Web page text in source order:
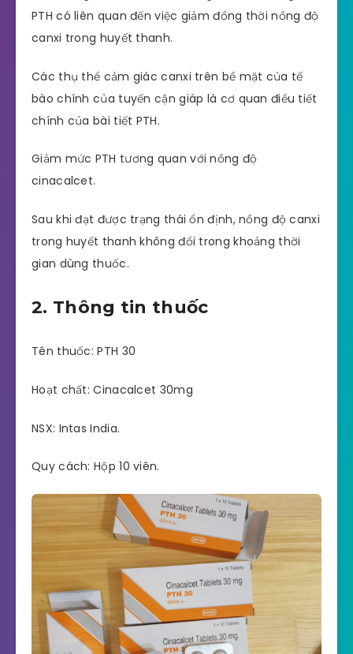
PTH có liên quan đến việc giảm đồng thời nồng độ
canxi trong huyết thanh.
Các thụ thể cảm giác canxi trên bề mặt của tế
bào chính của tuyến cận giáp là cơ quan điều tiết
chính của bài tiết PTH.
Giảm mức PTH tương quan với nồng độ
cinacalcet.
Sau khi đạt được trạng thái ổn định, nồng độ canxi
trong huyết thanh không đổi trong khoảng thời
gian dùng thuốc.
2. Thông tin thuốc
Tên thuốc: PTH 30
Hoạt chất: Cinacalcet 30mg
NSX: Intas India.
Quy cách: Hộp 10 viên.